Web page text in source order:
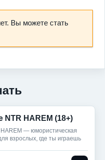
Вы можете стать
NTR HAREM (18+)
HAREM — юмористическая
взрослых, где ты играешь